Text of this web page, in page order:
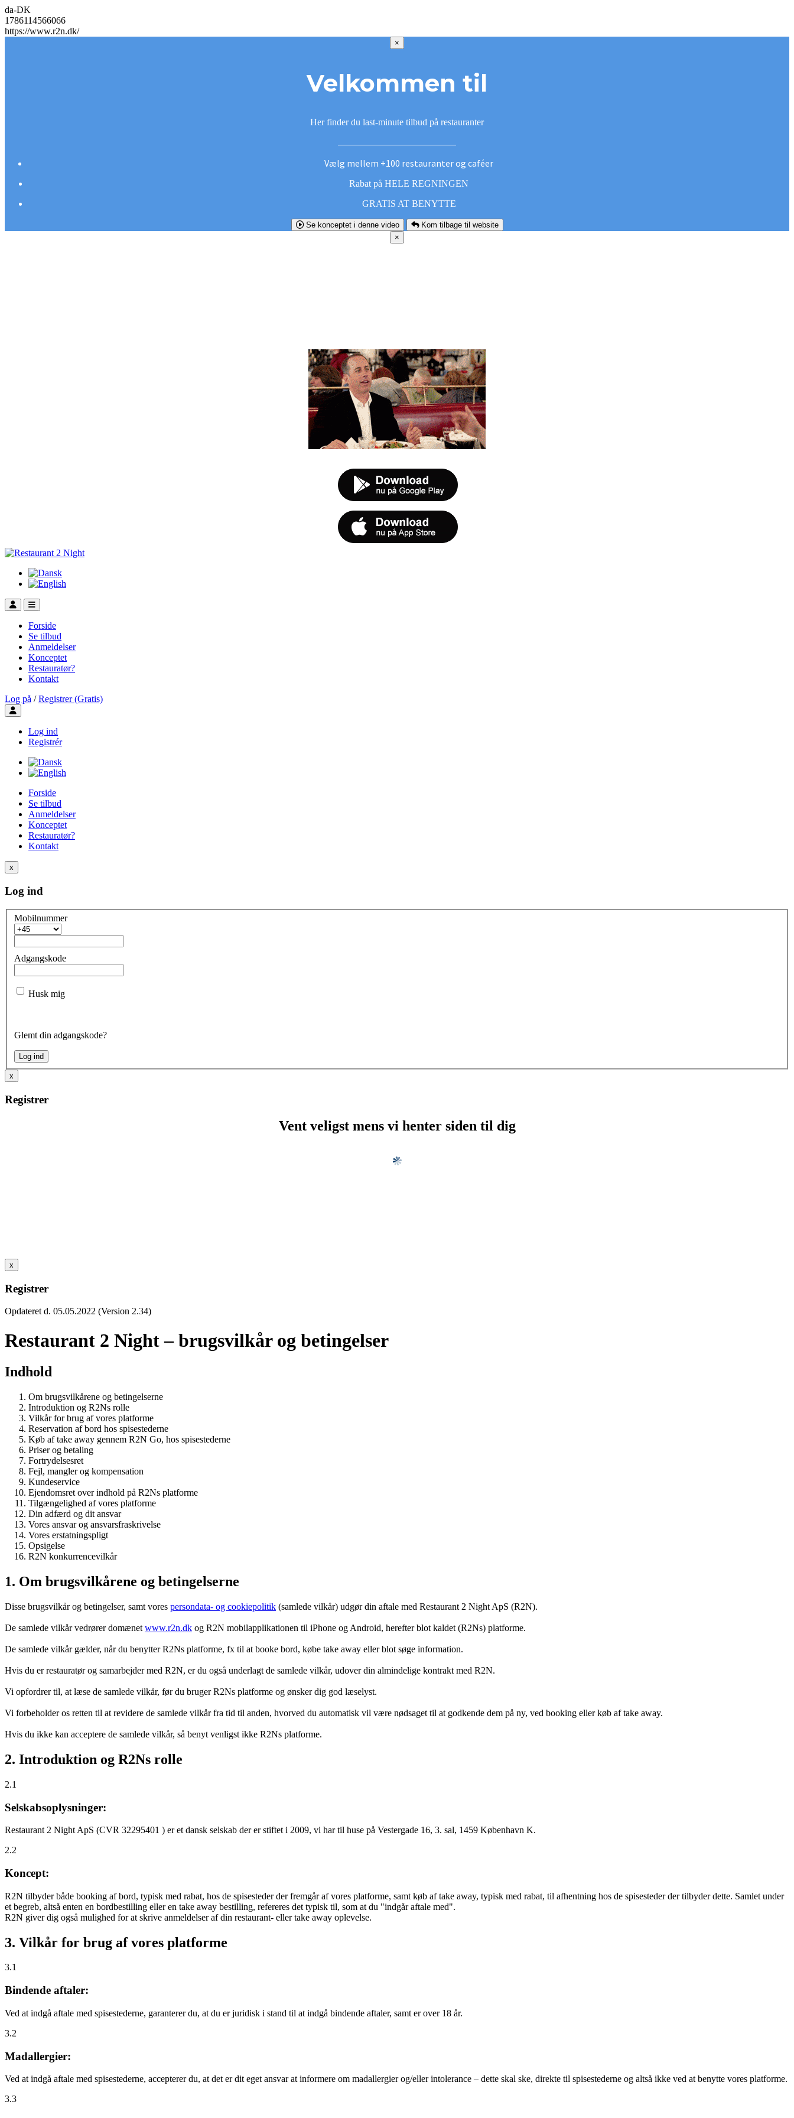
da-DK
1786114566066
https://www.r2n.dk/
×
Velkommen til
Her finder du last-minute tilbud på restauranter
Vælg mellem +100 restauranter og caféer
Rabat på HELE REGNINGEN
GRATIS AT BENYTTE
Se konceptet i denne video
Kom tilbage til website
×
Forside
Se tilbud
Anmeldelser
Konceptet
Restauratør?
Kontakt
Log på / Registrer (Gratis)
Toggle user menu
Log ind
Registrér
Forside
Se tilbud
Anmeldelser
Konceptet
Restauratør?
Kontakt
x
Log ind
Mobilnummer
Adgangskode
Husk mig
Glemt din adgangskode?
x
Registrer
Vent veligst mens vi henter siden til dig
x
Registrer
Opdateret d. 05.05.2022 (Version 2.34)
Restaurant 2 Night – brugsvilkår og betingelser
Indhold
Om brugsvilkårene og betingelserne
Introduktion og R2Ns rolle
Vilkår for brug af vores platforme
Reservation af bord hos spisestederne
Køb af take away gennem R2N Go, hos spisestederne
Priser og betaling
Fortrydelsesret
Fejl, mangler og kompensation
Kundeservice
Ejendomsret over indhold på R2Ns platforme
Tilgængelighed af vores platforme
Din adfærd og dit ansvar
Vores ansvar og ansvarsfraskrivelse
Vores erstatningspligt
Opsigelse
R2N konkurrencevilkår
1. Om brugsvilkårene og betingelserne
Disse brugsvilkår og betingelser, samt vores persondata- og cookiepolitik (samlede vilkår) udgør din aftale med Restaurant 2 Night ApS (R2N).
De samlede vilkår vedrører domænet www.r2n.dk og R2N mobilapplikationen til iPhone og Android, herefter blot kaldet (R2Ns) platforme.
De samlede vilkår gælder, når du benytter R2Ns platforme, fx til at booke bord, købe take away eller blot søge information.
Hvis du er restauratør og samarbejder med R2N, er du også underlagt de samlede vilkår, udover din almindelige kontrakt med R2N.
Vi opfordrer til, at læse de samlede vilkår, før du bruger R2Ns platforme og ønsker dig god læselyst.
Vi forbeholder os retten til at revidere de samlede vilkår fra tid til anden, hvorved du automatisk vil være nødsaget til at godkende dem på ny, ved booking eller køb af take away.
Hvis du ikke kan acceptere de samlede vilkår, så benyt venligst ikke R2Ns platforme.
2. Introduktion og R2Ns rolle
2.1
Selskabsoplysninger:
Restaurant 2 Night ApS (CVR 32295401 ) er et dansk selskab der er stiftet i 2009, vi har til huse på Vestergade 16, 3. sal, 1459 København K.
2.2
Koncept:
R2N tilbyder både booking af bord, typisk med rabat, hos de spisesteder der fremgår af vores platforme, samt køb af take away, typisk med rabat, til afhentning hos de spisesteder der tilbyder dette. Samlet under
et begreb, altså enten en bordbestilling eller en take away bestilling, refereres det typisk til, som at du "indgår aftale med".
R2N giver dig også mulighed for at skrive anmeldelser af din restaurant- eller take away oplevelse.
3. Vilkår for brug af vores platforme
3.1
Bindende aftaler:
Ved at indgå aftale med spisestederne, garanterer du, at du er juridisk i stand til at indgå bindende aftaler, samt er over 18 år.
3.2
Madallergier:
Ved at indgå aftale med spisestederne, accepterer du, at det er dit eget ansvar at informere om madallergier og/eller intolerance – dette skal ske, direkte til spisestederne og altså ikke ved at benytte vores platforme.
3.3